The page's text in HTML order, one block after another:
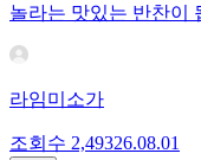
놀라는 맛있는 반찬이
라임미소가
조회수 2,49326.08.01